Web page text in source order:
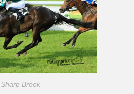
Sharp Brook